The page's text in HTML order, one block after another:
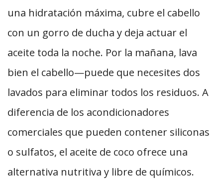
una hidratación máxima, cubre el cabello
con un gorro de ducha y deja actuar el
aceite toda la noche. Por la mañana, lava
bien el cabello—puede que necesites dos
lavados para eliminar todos los residuos. A
diferencia de los acondicionadores
comerciales que pueden contener siliconas
o sulfatos, el aceite de coco ofrece una
alternativa nutritiva y libre de químicos.